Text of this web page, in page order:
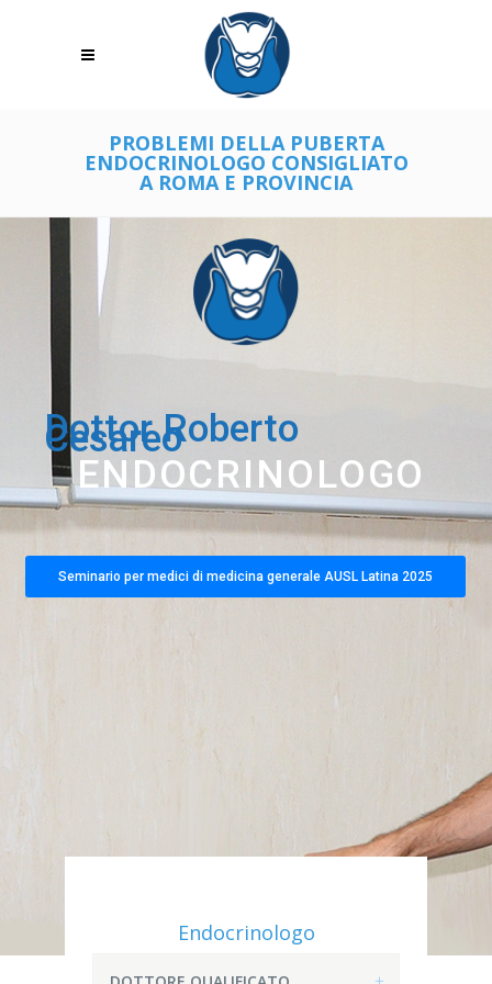
PROBLEMI DELLA PUBERTA
ENDOCRINOLOGO CONSIGLIATO
A ROMA E PROVINCIA
Dottor Roberto
Cesareo
ENDOCRINOLOGO
Seminario per medici di medicina generale AUSL Latina 2025
Endocrinologo